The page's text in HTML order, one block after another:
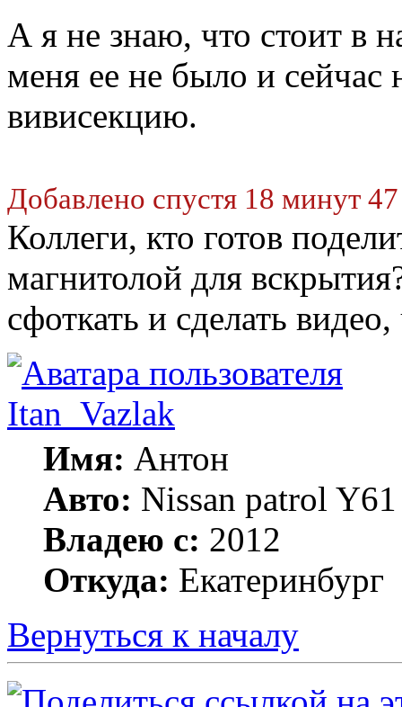
А я не знаю, что стоит в
меня ее не было и сейчас
вивисекцию.
Добавлено спустя 18 минут
Коллеги, кто готов
магнитолой для
сфоткать и сделать
Itan_Vazlak
Имя: Антон
Авто: Nissan patrol
Владею с: 2012
Откуда: Екатеринбург
Вернуться к началу